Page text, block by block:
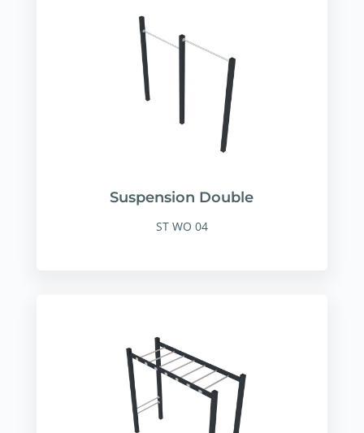
Suspension Double
ST WO 04